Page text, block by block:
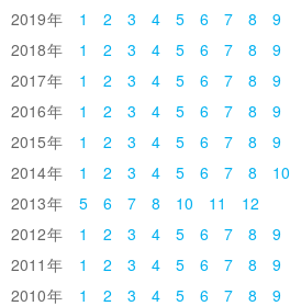
2019
1 2 3 4 5 6 7 8 9
2018
1 2 3 4 5 6 7 8 9
2017
1 2 3 4 5 6 7 8 9
2016
1 2 3 4 5 6 7 8 9
2015
1 2 3 4 5 6 7 8 9
2014
1 2 3 4 5 6 7 8 10
2013
5 6 7 8 10 11
12
2012
1 2 3 4 5 6 7 8 9
2011
1 2 3 4 5 6 7 8 9
2010
1 2 3 4 5 6 7 8 9